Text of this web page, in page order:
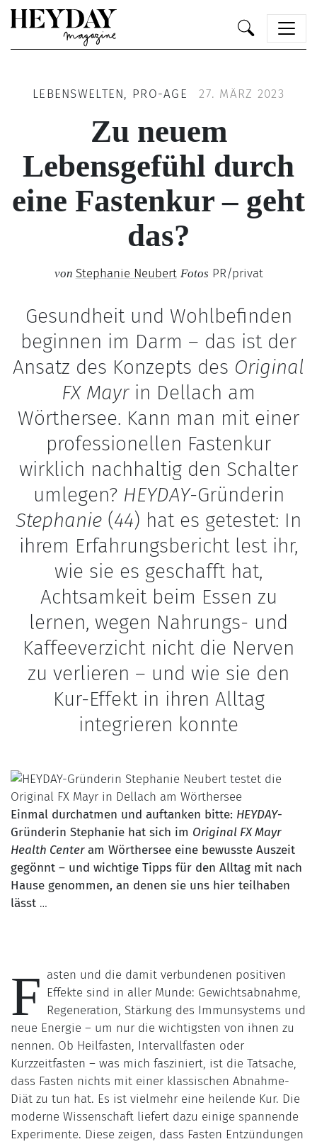
LEBENSWELTEN, PRO-AGE 27. MÄRZ 2023
Zu neuem
Lebensgefühl durch
eine Fastenkur – geht
das?
von Stephanie Neubert Fotos PR/privat
Gesundheit und Wohlbefinden
beginnen im Darm – das ist der
Ansatz des Konzepts des Original
FX Mayrin Dellach am
Wörthersee. Kann man mit einer
professionellen Fastenkur
wirklich nachhaltig den Schalter
umlegen? HEYDAY-Gründerin
Stephanie (44) hat es getestet: In
ihrem Erfahrungsbericht lest ihr,
wie sie es geschafft hat,
Achtsamkeit beim Essen zu
lernen, wegen Nahrungs- und
Kaffeeverzicht nicht die Nerven
zu verlieren – und wie sie den
Kur-Effekt in ihren Alltag
integrieren konnte
Einmal durchatmen und auftanken bitte: HEYDAY-
Gründerin Stephanie hat sich im Original FX Mayr
Health Centeram Wörthersee eine bewusste Auszeit
gegönnt – und wichtige Tipps für den Alltag mit nach
Hause genommen, an denen sie uns hier teilhaben
lässt …
F asten und die damit verbundenen positiven
Effekte sind in aller Munde: Gewichtsabnahme,
Regeneration, Stärkung des Immunsystems und
neue Energie – um nur die wichtigsten von ihnen zu
nennen. Ob Heilfasten, Intervallfasten oder
Kurzzeitfasten – was mich fasziniert, ist die Tatsache,
dass Fasten nichts mit einer klassischen Abnahme-
Diät zu tun hat. Es ist vielmehr eine heilende Kur. Die
moderne Wissenschaft liefert dazu einige spannende
Experimente. Diese zeigen, dass Fasten Entzündungen